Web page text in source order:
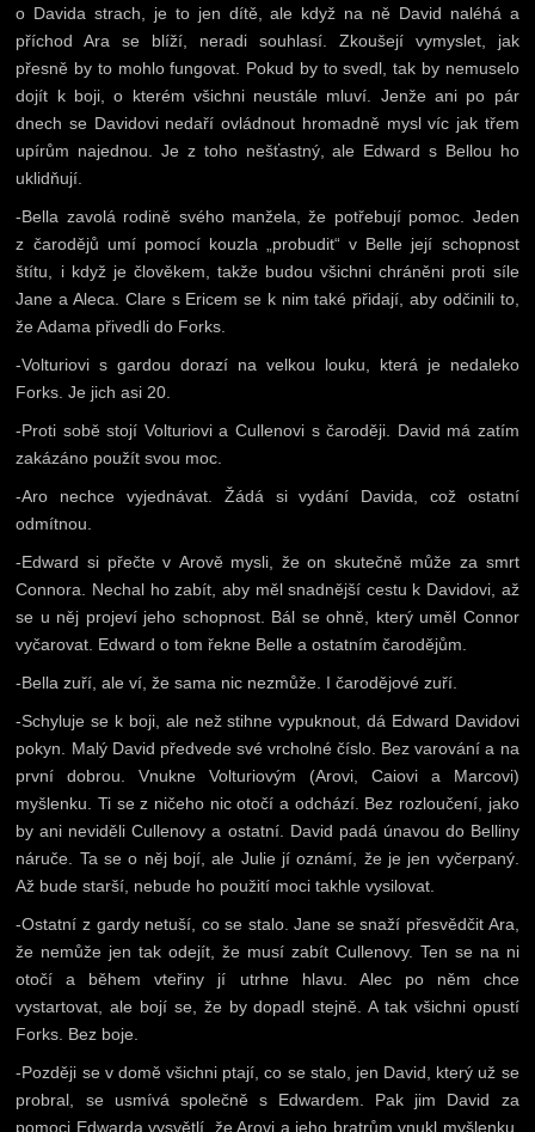
o Davida strach, je to jen dítě, ale když na ně David naléhá a
příchod Ara se blíží, neradi souhlasí. Zkoušejí vymyslet, jak
přesně by to mohlo fungovat. Pokud by to svedl, tak by nemuselo
dojít k boji, o kterém všichni neustále mluví. Jenže ani po pár
dnech se Davidovi nedaří ovládnout hromadně mysl víc jak třem
upírům najednou. Je z toho nešťastný, ale Edward s Bellou ho
uklidňují.
-Bella zavolá rodině svého manžela, že potřebují pomoc. Jeden
z čarodějů umí pomocí kouzla „probudit“ v Belle její schopnost
štítu, i když je člověkem, takže budou všichni chráněni proti síle
Jane a Aleca. Clare s Ericem se k nim také přidají, aby odčinili to,
že Adama přivedli do Forks.
-Volturiovi s gardou dorazí na velkou louku, která je nedaleko
Forks. Je jich asi 20.
-Proti sobě stojí Volturiovi a Cullenovi s čaroději. David má zatím
zakázáno použít svou moc.
-Aro nechce vyjednávat. Žádá si vydání Davida, což ostatní
odmítnou.
-Edward si přečte v Arově mysli, že on skutečně může za smrt
Connora. Nechal ho zabít, aby měl snadnější cestu k Davidovi, až
se u něj projeví jeho schopnost. Bál se ohně, který uměl Connor
vyčarovat. Edward o tom řekne Belle a ostatním čarodějům.
-Bella zuří, ale ví, že sama nic nezmůže. I čarodějové zuří.
-Schyluje se k boji, ale než stihne vypuknout, dá Edward Davidovi
pokyn. Malý David předvede své vrcholné číslo. Bez varování a na
první dobrou. Vnukne Volturiovým (Arovi, Caiovi a Marcovi)
myšlenku. Ti se z ničeho nic otočí a odchází. Bez rozloučení, jako
by ani neviděli Cullenovy a ostatní. David padá únavou do Belliny
náruče. Ta se o něj bojí, ale Julie jí oznámí, že je jen vyčerpaný.
Až bude starší, nebude ho použití moci takhle vysilovat.
-Ostatní z gardy netuší, co se stalo. Jane se snaží přesvědčit Ara,
že nemůže jen tak odejít, že musí zabít Cullenovy. Ten se na ni
otočí a během vteřiny jí utrhne hlavu. Alec po něm chce
vystartovat, ale bojí se, že by dopadl stejně. A tak všichni opustí
Forks. Bez boje.
-Později se v domě všichni ptají, co se stalo, jen David, který už se
probral, se usmívá společně s Edwardem. Pak jim David za
pomoci Edwarda vysvětlí, že Arovi a jeho bratrům vnukl myšlenku,